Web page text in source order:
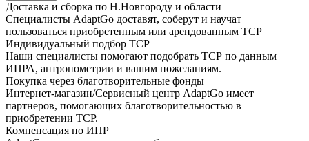
Доставка и сборка по Н.Новгороду и области
Специалисты AdaptGo доставят, соберут и научат
пользоваться приобретенным или арендованным ТСР
Индивидуальный подбор ТСР
Наши специалисты помогают подобрать ТСР по данным
ИПРА, антропометрии и вашим пожеланиям.
Покупка через благотворительные фонды
Интернет-магазин/Сервисный центр AdaptGo имеет
партнеров, помогающих благотворительностью в
приобретении ТСР.
Компенсация по ИПР